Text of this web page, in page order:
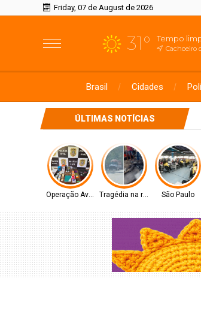
Friday, 07 de August de 2026
31° Tempo
Cachoeiro de
Brasil Cidades
ÚLTIMAS NOTÍCIAS
Operação AvaritiaTragédia na rodoviaSão Paulo